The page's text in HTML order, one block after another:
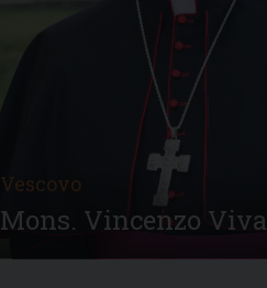
Vescovo
Mons. Vincenzo Viva